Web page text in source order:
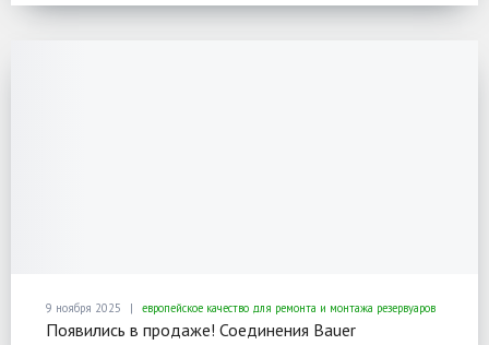
9 ноября 2025 европейское качество для ремонта и монтажа резервуаров
Появились в продаже! Соединения Bauer